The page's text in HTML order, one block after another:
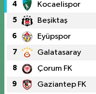
4 Kocaelispor
5 Beşiktaş
6 Eyüpspor
7 Galatasaray
8 Çorum FK
9 Gaziantep FK